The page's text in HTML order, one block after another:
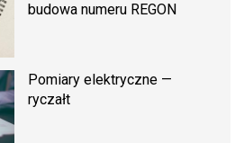
budowa numeru REGON
Pomiary elektryczne —
ryczałt